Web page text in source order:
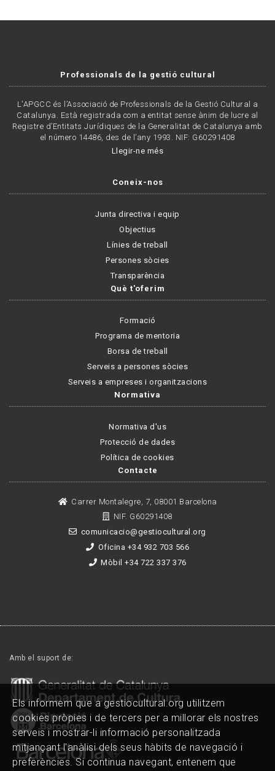
Professionals de la gestió cultural
L'APGCC és l’Associació de Professionals de la Gestió Cultural a
Catalunya. Està registrada com a entitat sense ànim de lucre al
Registre d’Entitats Jurídiques de la Generalitat de Catalunya amb
el número 14486, des de l’any 1993. NIF: G60291408
Llegir-ne més
Coneix-nos
Junta directiva i equip
Objectius
Línies de treball
Persones sòcies
Transparència
Què t'oferim
Formació
Programa de mentoria
Borsa de treball
Serveis a persones sòcies
Serveis a empreses i organitzacions
Normativa
Normativa d'us
Protecció de dades
Política de cookies
Contacte
Carrer Montalegre, 7, 08001 Barcelona
NIF. G60291408
comunicacio@gestiocultural.org
Oficina +34 932 703 566
Mòbil +34 722 337 376
Amb el suport de:
Els informem que a gestiocultural.org utilitzem
cookies pròpies i de tercers per a millorar els nostres
serveis i mostrar-li informació personalitzada
mitjançant l'anàlisi dels seus hàbits de navegació i
preferències. Si continua navegant, entenem que